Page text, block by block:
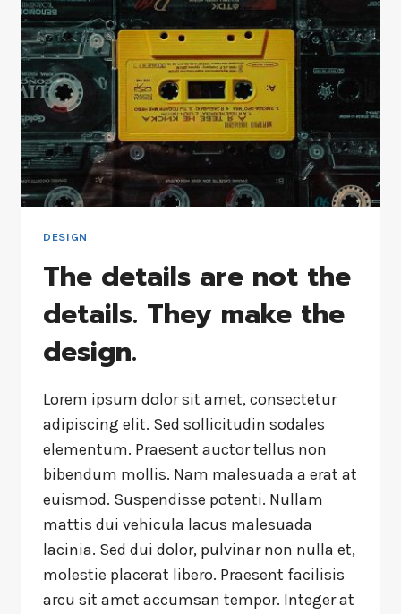
DESIGN
The details are not the
details. They make the
design.
Lorem ipsum dolor sit amet, consectetur
adipiscing elit. Sed sollicitudin sodales
elementum. Praesent auctor tellus non
bibendum mollis. Nam malesuada a erat at
euismod. Suspendisse potenti. Nullam
mattis dui vehicula lacus malesuada
lacinia. Sed dui dolor, pulvinar non nulla et,
molestie placerat libero. Praesent facilisis
arcu sit amet accumsan tempor. Integer at